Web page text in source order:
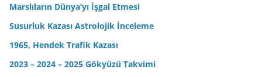
Marslıların Dünya’yı İşgal Etmesi
Susurluk Kazası Astrolojik İnceleme
1965, Hendek Trafik Kazası
2023 – 2024 – 2025 Gökyüzü Takvimi